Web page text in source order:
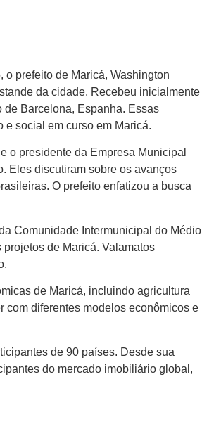
prefeito de Maricá, Washington
da cidade. Recebeu inicialmente
de Barcelona, Espanha. Essas
social em curso em Maricá.
o presidente da Empresa Municipal
Eles discutiram sobre os avanços
O prefeito enfatizou a busca
Comunidade Intermunicipal do Médio
de Maricá. Valamatos
de Maricá, incluindo agricultura
com diferentes modelos econômicos e
de 90 países. Desde sua
do mercado imobiliário global,